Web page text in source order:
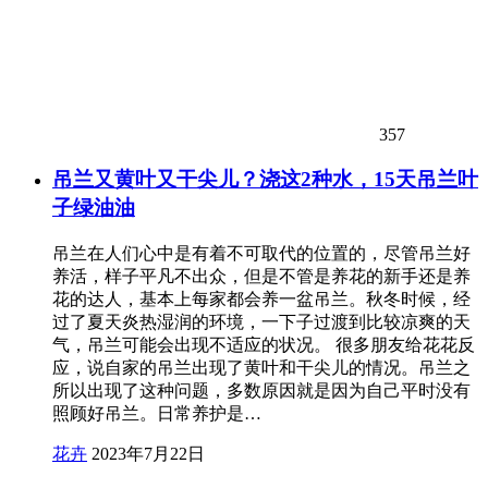
357
吊兰又黄叶又干尖儿？浇这2种水，15天吊兰叶
子绿油油
吊兰在人们心中是有着不可取代的位置的，尽管吊兰好
养活，样子平凡不出众，但是不管是养花的新手还是养
花的达人，基本上每家都会养一盆吊兰。秋冬时候，经
过了夏天炎热湿润的环境，一下子过渡到比较凉爽的天
气，吊兰可能会出现不适应的状况。 很多朋友给花花反
应，说自家的吊兰出现了黄叶和干尖儿的情况。吊兰之
所以出现了这种问题，多数原因就是因为自己平时没有
照顾好吊兰。日常养护是…
花卉 2023年7月22日